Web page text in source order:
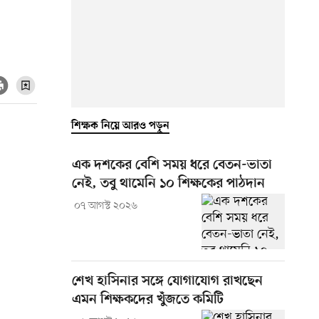
শিক্ষক নিয়ে আরও পড়ুন
এক দশকের বেশি সময় ধরে বেতন-ভাতা
নেই, তবু থামেনি ১০ শিক্ষকের পাঠদান
০৭ আগস্ট ২০২৬
শেখ হাসিনার সঙ্গে যোগাযোগ রাখছেন
এমন শিক্ষকদের খুঁজতে কমিটি